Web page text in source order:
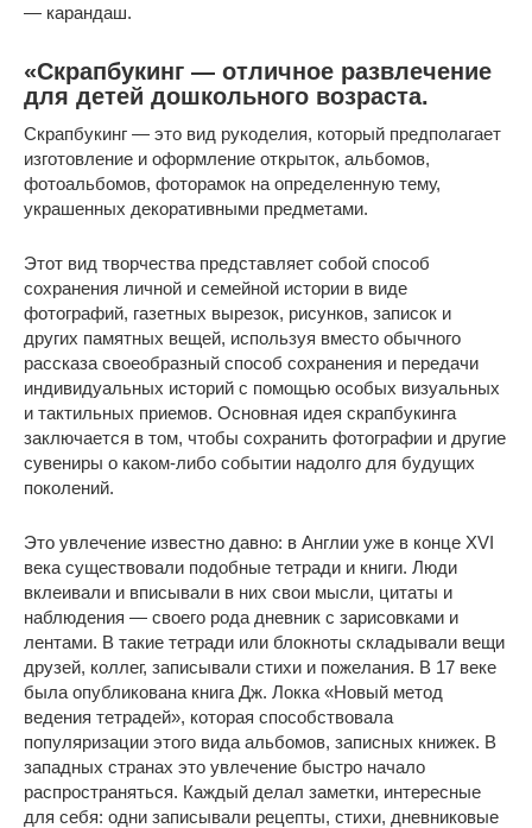
— карандаш.
«Скрапбукинг — отличное развлечение
для детей дошкольного возраста.
Скрапбукинг — это вид рукоделия, который предполагает
изготовление и оформление открыток, альбомов,
фотоальбомов, фоторамок на определенную тему,
украшенных декоративными предметами.
Этот вид творчества представляет собой способ
сохранения личной и семейной истории в виде
фотографий, газетных вырезок, рисунков, записок и
других памятных вещей, используя вместо обычного
рассказа своеобразный способ сохранения и передачи
индивидуальных историй с помощью особых визуальных
и тактильных приемов. Основная идея скрапбукинга
заключается в том, чтобы сохранить фотографии и другие
сувениры о каком-либо событии надолго для будущих
поколений.
Это увлечение известно давно: в Англии уже в конце XVI
века существовали подобные тетради и книги. Люди
вклеивали и вписывали в них свои мысли, цитаты и
наблюдения — своего рода дневник с зарисовками и
лентами. В такие тетради или блокноты складывали вещи
друзей, коллег, записывали стихи и пожелания. В 17 веке
была опубликована книга Дж. Локка «Новый метод
ведения тетрадей», которая способствовала
популяризации этого вида альбомов, записных книжек. В
западных странах это увлечение быстро начало
распространяться. Каждый делал заметки, интересные
для себя: одни записывали рецепты, стихи, дневниковые